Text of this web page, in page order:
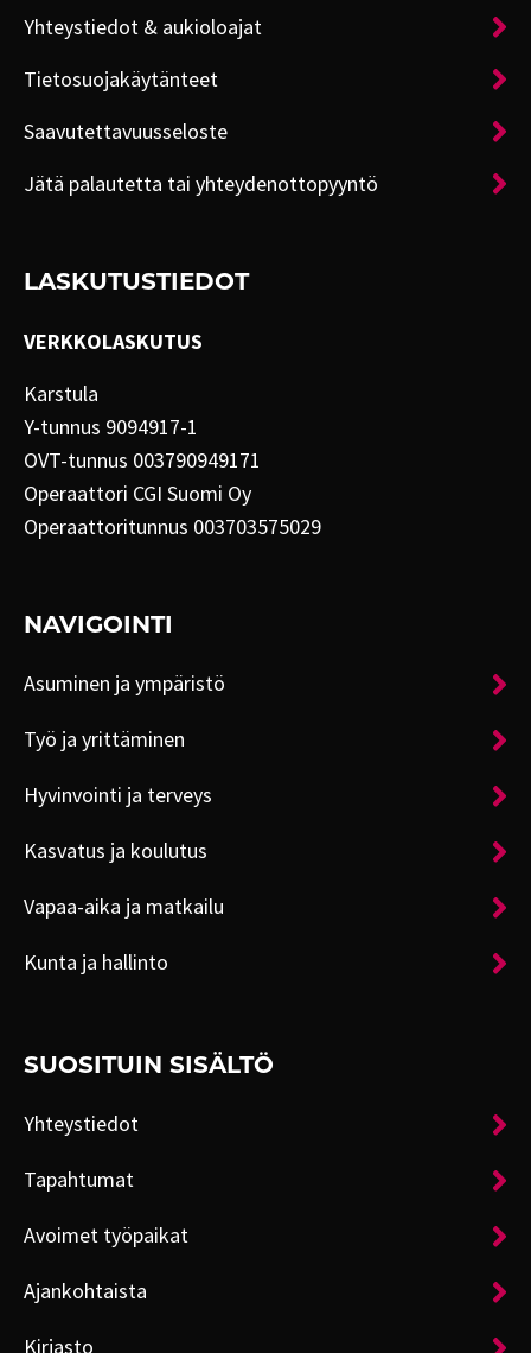
Yhteystiedot & aukioloajat
Tietosuojakäytänteet
Saavutettavuusseloste
Jätä palautetta tai yhteydenottopyyntö
LASKUTUSTIEDOT
VERKKOLASKUTUS
Karstula
Y-tunnus 9094917-1
OVT-tunnus 003790949171
Operaattori CGI Suomi Oy
Operaattoritunnus 003703575029
NAVIGOINTI
Asuminen ja ympäristö
Työ ja yrittäminen
Hyvinvointi ja terveys
Kasvatus ja koulutus
Vapaa-aika ja matkailu
Kunta ja hallinto
SUOSITUIN SISÄLTÖ
Yhteystiedot
Tapahtumat
Avoimet työpaikat
Ajankohtaista
Kirjasto